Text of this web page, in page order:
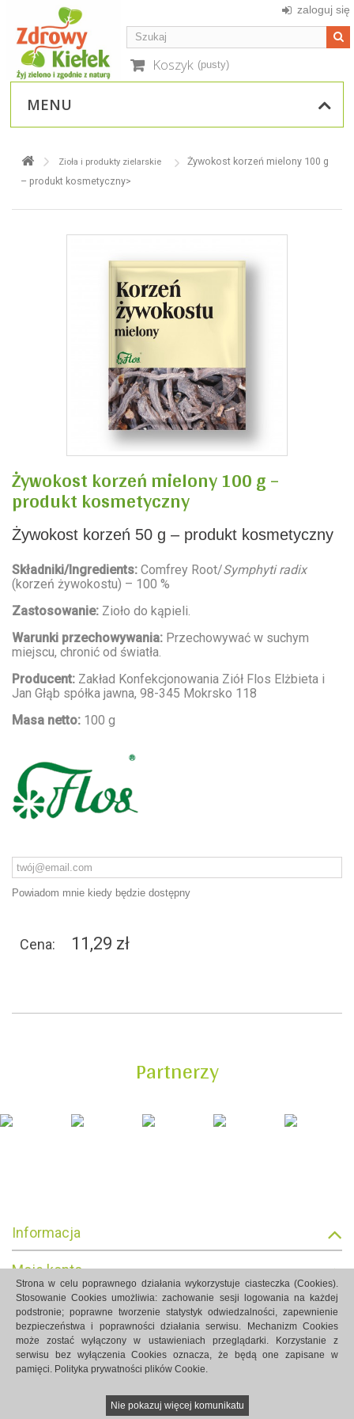
Strona w celu poprawnego działania wykorzystuje ciasteczka (Cookies).
Stosowanie Cookies umożliwia: zachowanie sesji logowania na każdej
podstronie; poprawne tworzenie statystyk odwiedzalności, zapewnienie
bezpieczeństwa i poprawności działania serwisu. Mechanizm Cookies
może zostać wyłączony w ustawieniach przeglądarki. Korzystanie z
serwisu bez wyłączenia Cookies oznacza, że będą one zapisane w
pamięci. Polityka prywatności plików Cookie.
Nie pokazuj więcej komunikatu
zaloguj się
Koszyk (pusty)
MENU
Zioła i produkty zielarskie
Żywokost korzeń mielony 100 g
– produkt kosmetyczny>
Żywokost korzeń mielony 100 g –
produkt kosmetyczny
Żywokost korzeń 50 g – produkt kosmetyczny
Składniki/Ingredients: Comfrey Root/Symphyti radix
(korzeń żywokostu) – 100 %
Zastosowanie: Zioło do kąpieli.
Warunki przechowywania: Przechowywać w suchym
miejscu, chronić od światła.
Producent: Zakład Konfekcjonowania Ziół Flos Elżbieta i
Jan Głąb spółka jawna, 98-345 Mokrsko 118
Masa netto: 100 g
Powiadom mnie kiedy będzie dostępny
Cena: 11,29 zł
Partnerzy
Informacja
Strony internetowe Białystok created by Rutcom
Moje konto
Informacja o sklepie